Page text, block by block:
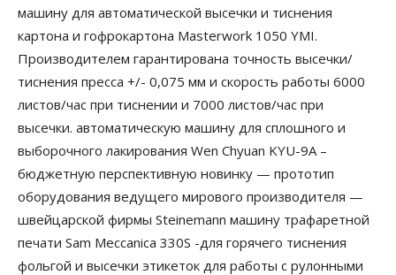
машину для автоматической высечки и тиснения
картона и гофрокартона Masterwork 1050 YMI.
Производителем гарантирована точность высечки/
тиснения пресса +/- 0,075 мм и скорость работы 6000
листов/час при тиснении и 7000 листов/час при
высечки. автоматическую машину для сплошного и
выборочного лакирования Wen Chyuan KYU-9A –
бюджетную перспективную новинку — прототип
оборудования ведущего мирового производителя —
швейцарской фирмы Steinemann машину трафаретной
печати Sam Meccanica 330S -для горячего тиснения
фольгой и высечки этикеток для работы с рулонными